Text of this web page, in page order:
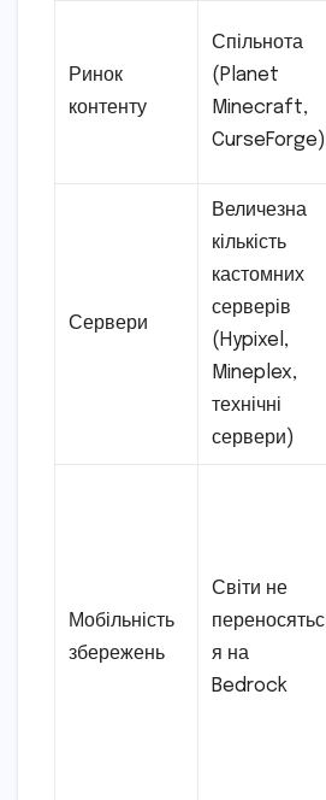
Ринок
контенту
Спільнота
(Planet
Minecraft,
CurseForge)
Сервери
Величезна
кількість
кастомних
серверів
(Hypixel,
Mineplex,
технічні
сервери)
Мобільність
збережень
Світи не
переносятьс
я на
Bedrock